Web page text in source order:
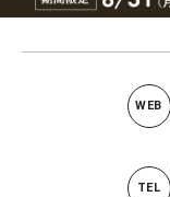
WEB
TEL